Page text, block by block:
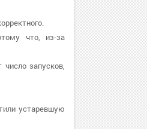
что, из-за
запусков,
устаревшую